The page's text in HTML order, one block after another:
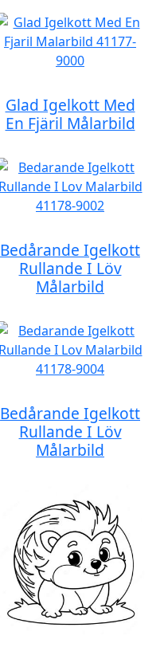
Glad Igelkott Med
En Fjäril Målarbild
Bedårande Igelkott
Rullande I Löv
Målarbild
Bedårande Igelkott
Rullande I Löv
Målarbild